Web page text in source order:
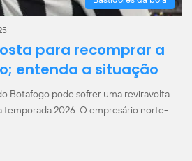
para recomprar a
entenda a situação
Botafogo pode sofrer uma reviravolta
temporada 2026. O empresário norte-